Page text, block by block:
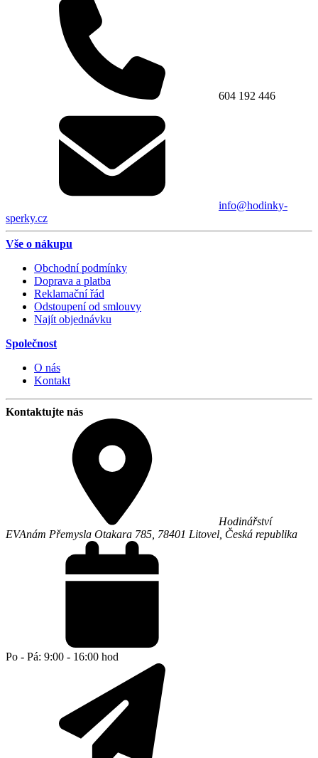
604 192 446
info@hodinky-
sperky.cz
Vše o nákupu
Obchodní podmínky
Doprava a platba
Reklamační řád
Odstoupení od smlouvy
Najít objednávku
Společnost
O nás
Kontakt
Kontaktujte nás
Hodinářství
EVAnám Přemysla Otakara 785, 78401 Litovel Česká republika
Po - Pá: 9:00 - 16:00 hod